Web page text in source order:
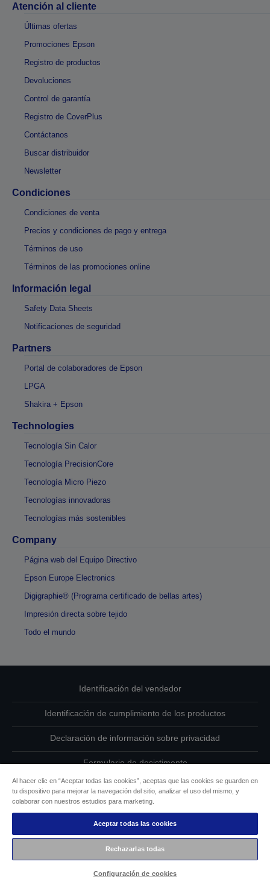
Atención al cliente
Últimas ofertas
Promociones Epson
Registro de productos
Devoluciones
Control de garantía
Registro de CoverPlus
Contáctanos
Buscar distribuidor
Newsletter
Condiciones
Condiciones de venta
Precios y condiciones de pago y entrega
Términos de uso
Términos de las promociones online
Información legal
Safety Data Sheets
Notificaciones de seguridad
Partners
Portal de colaboradores de Epson
LPGA
Shakira + Epson
Technologies
Tecnología Sin Calor
Tecnología PrecisionCore
Tecnología Micro Piezo
Tecnologías innovadoras
Tecnologías más sostenibles
Company
Página web del Equipo Directivo
Epson Europe Electronics
Digigraphie® (Programa certificado de bellas artes)
Impresión directa sobre tejido
Todo el mundo
Identificación del vendedor
Identificación de cumplimiento de los productos
Declaración de información sobre privacidad
Formulario de desistimento
Cumplimiento de la Ley de Datos de la UE
Ponte en contacto con nosotros en relación con tus datos
Información sobre cookies
Compromiso de accesibilidad de Epson
Al hacer clic en “Aceptar todas las cookies”, aceptas que las cookies se guarden en
tu dispositivo para mejorar la navegación del sitio, analizar el uso del mismo, y
colaborar con nuestros estudios para marketing.
Aceptar todas las cookies
Rechazarlas todas
Configuración de cookies